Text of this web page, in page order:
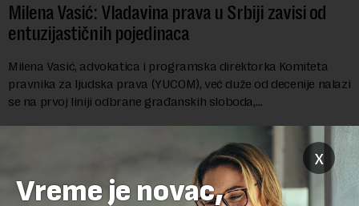
Milena Vasić: Vladavina prava u Srbiji zavisi od
entuzijastičnih pojedinaca
Milena Vasić, advokatica i programska direktorka Komiteta
pravnika za ljudska prava (YUCOM), već duže od decenije nalazi
se na prvoj liniji odbrane građanskih sloboda,
x
Vreme je novac,